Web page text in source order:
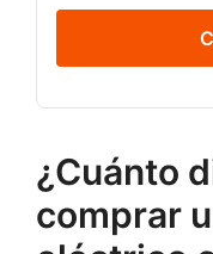
¿Cuánto
comprar